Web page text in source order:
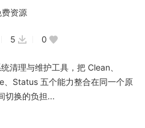
费资源
5 0
清理与维护工具，把 Clean、
Status 五个能力整合在同一个原
切换的负担...